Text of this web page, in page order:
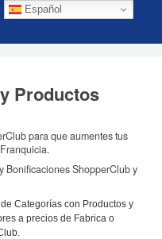
Español
Productos
para que aumentes tus
Bonificaciones ShopperClub y
Categorías con Productos y
a precios de Fabrica o